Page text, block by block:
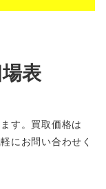
表
す。買取価格は
にお問い合わせく